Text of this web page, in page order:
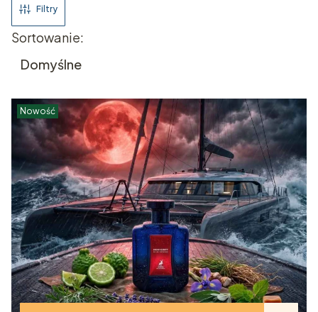
Filtry
Lista produktów
Sortowanie:
Domyślne
Nowość